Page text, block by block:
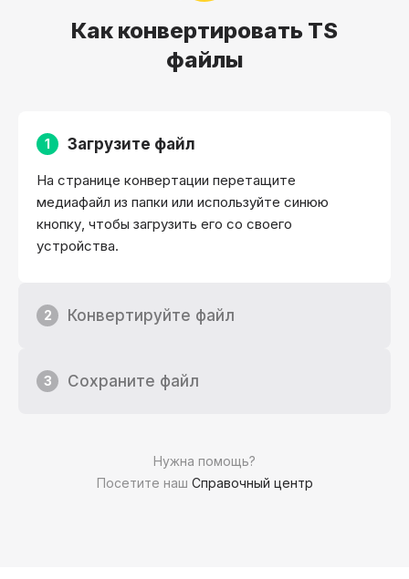
Как конвертировать TS
файлы
Нужна помощь?
Посетите наш Справочный центр
1 Загрузите файл
На странице конвертации перетащите
медиафайл из папки или используйте синюю
кнопку, чтобы загрузить его со своего
устройства.
2 Конвертируйте файл
3 Сохраните файл